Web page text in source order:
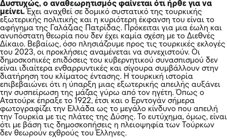
Δυστυχώς, ο αναθεωρητισμός φαίνεται ότι ήρθε για να
μείνει.Έχει αναχθεί σε δομικό συστατικό της τουρκικής
εξωτερικής πολιτικής και η κυριότερη έκφανση του είναι το
αφήγημα της Γαλάζιας Πατρίδας. Πρόκειται για μια έωλη και
ανυπόστατη θεωρία που δεν έχει καμία σχέση με το Διεθνές
Δίκαιο. Βεβαίως, όσο πλησιάζουμε προς τις τουρκικές εκλογές
του 2023, οι προκλήσεις αναμένεται να συνεχιστούν. Οι
δημοσκοπικές επιδόσεις του κυβερνητικού συνασπισμού δεν
είναι ιδιαίτερα ενθαρρυντικές και σίγουρα συμβάλλουν στην
διατήρηση του κλίματος έντασης. Η τουρκική ιστορία
επιβεβαιώνει ότι η ύπαρξη μιας εξωτερικής απειλής αυξάνει
την συσπείρωση της μάζας γύρω από τον ηγέτη. Όπως ο
Ατατούρκ έπραξε το 1922, έτσι και ο Ερντογάν σήμερα
φωτογραφίζει την Ελλάδα ως το μεγάλο κίνδυνο που απειλή
την Τουρκία με τις πλάτες της Δύσης. Το ευτύχημα, όμως, είναι
ότι με βάση τις δημοσκοπήσεις η πλειοψηφία των Τούρκων
δεν θεωρούν εχθρούς του Έλληνες.